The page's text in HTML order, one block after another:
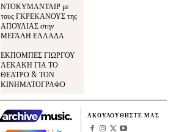
ΝΤΟΚΥΜΑΝΤΑΙΡ με
τους ΓΚΡΕΚΑΝΟΥΣ της
ΑΠΟΥΛΙΑΣ στην
ΜΕΓΑΛΗ ΕΛΛΑΔΑ
ΕΚΠΟΜΠΕΣ ΓΙΩΡΓΟΥ
ΛΕΚΑΚΗ ΓΙΑ ΤΟ
ΘΕΑΤΡΟ & ΤΟΝ
ΚΙΝΗΜΑΤΟΓΡΑΦΟ
ΑΚΟΥΛΟΥΘΗΣΤΕ ΜΑΣ